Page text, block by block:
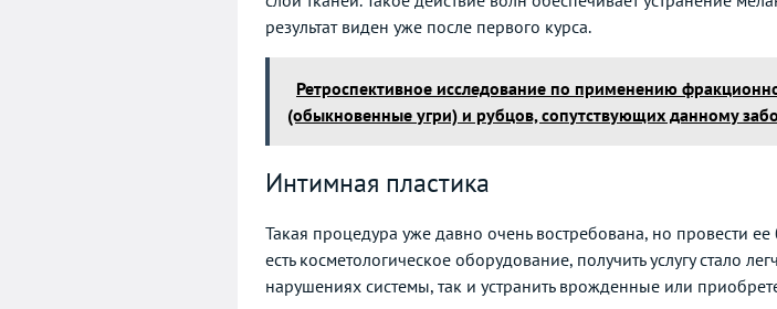
результат виден уже после первого курса.
Ретроспективное исследование по применению
(обыкновенные угри) и рубцов, сопутствующих данному
Интимная пластика
Такая процедура уже давно очень востребована, но провести
есть косметологическое оборудование, получить услугу стало
нарушениях системы, так и устранить врожденные или